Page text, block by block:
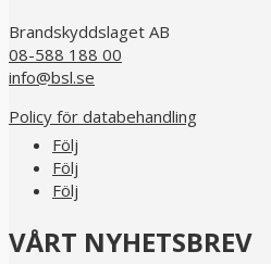
Brandskyddslaget AB
08-588 188 00
info@bsl.se
Policy för databehandling
Följ
Följ
Följ
VÅRT NYHETSBREV